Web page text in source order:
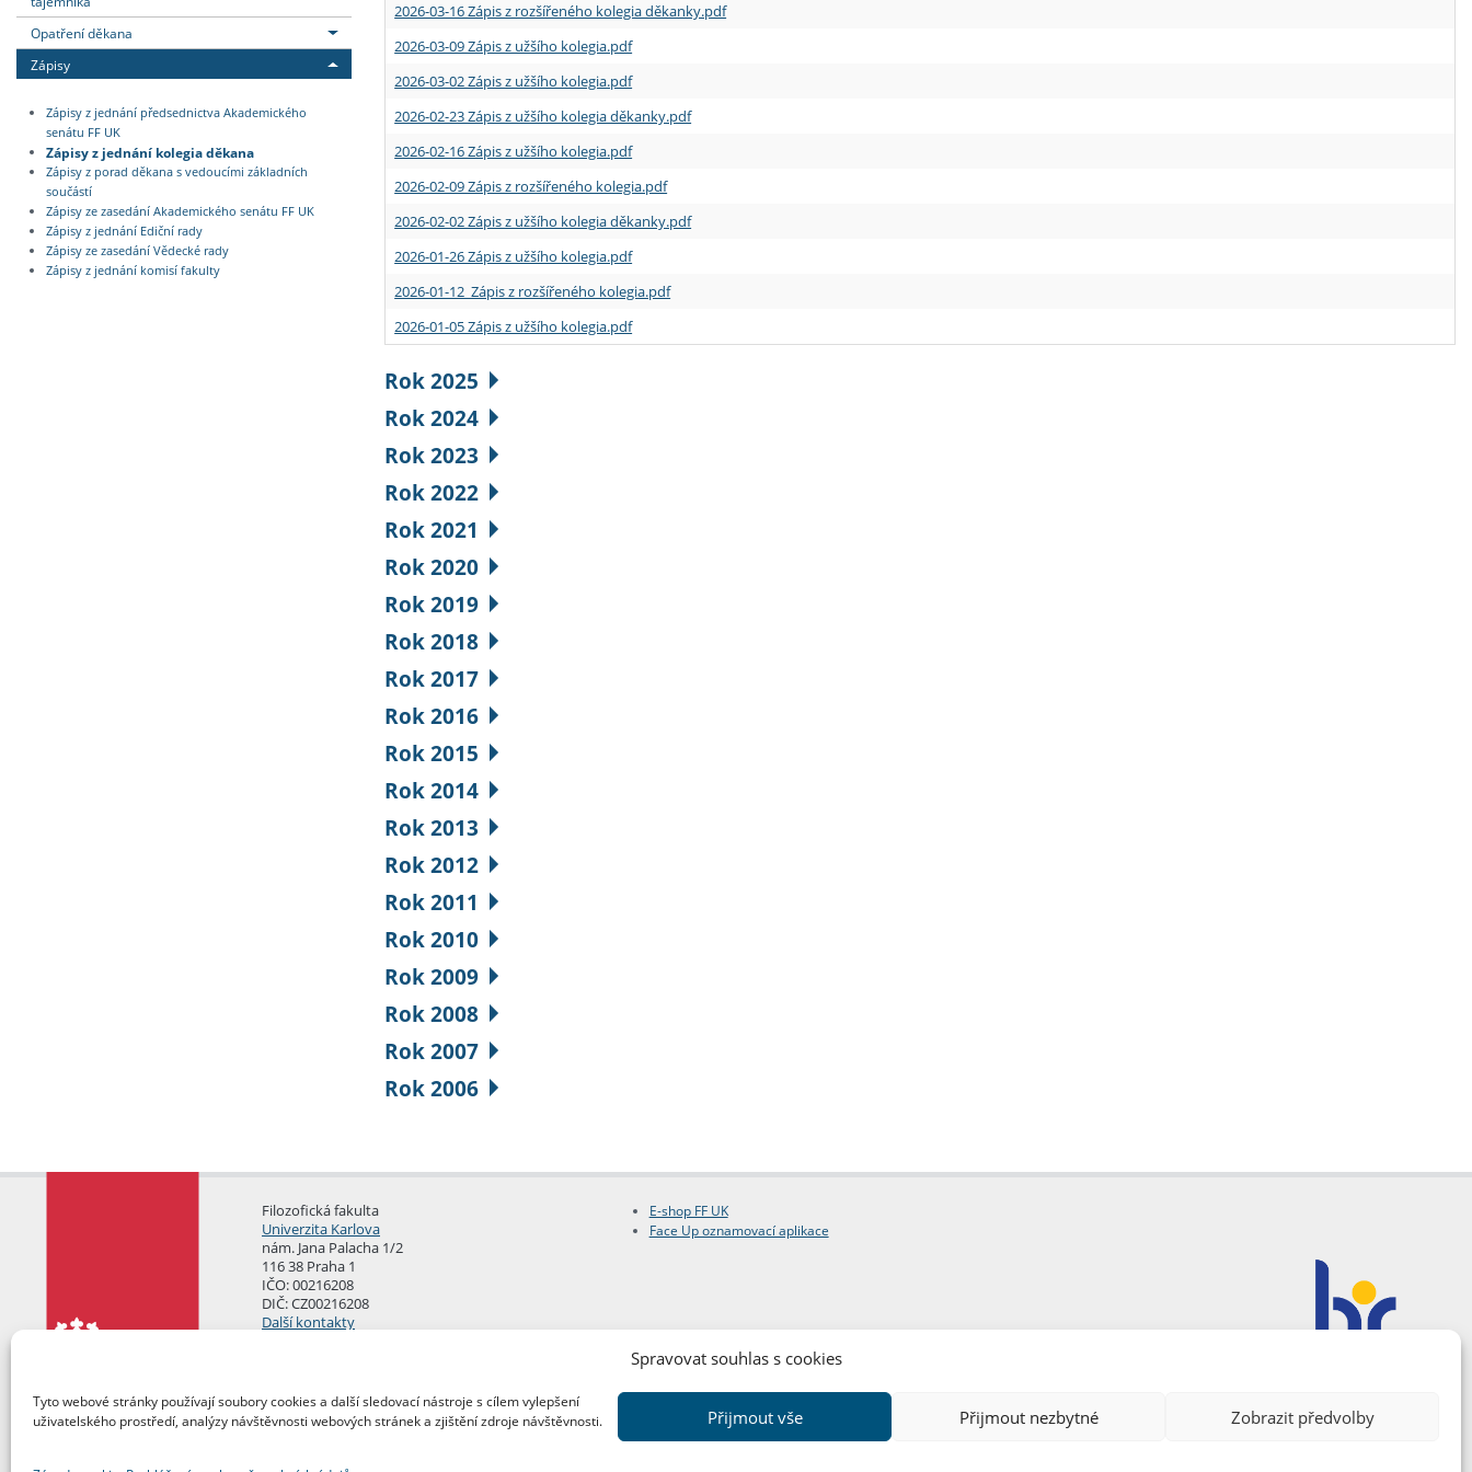
Spravovat souhlas s cookies
Tyto webové stránky používají soubory cookies a další sledovací nástroje s cílem vylepšení
uživatelského prostředí, analýzy návštěvnosti webových stránek a zjištění zdroje návštěvnosti.
Přijmout vše Přijmout nezbytné Zobrazit předvolby
Opatření děkana
Zápisy
Zápisy z jednání předsednictva Akademického
senátu FF UK
Zápisy z jednání kolegia děkana
Zápisy z porad děkana s vedoucími základních
součástí
Zápisy ze zasedání Akademického senátu FF UK
Zápisy z jednání Ediční rady
Zápisy ze zasedání Vědecké rady
Zápisy z jednání komisí fakulty
2026-03-16 Zápis z rozšířeného kolegia děkanky.pdf
2026-03-09 Zápis z užšího kolegia.pdf
2026-03-02 Zápis z užšího kolegia.pdf
2026-02-23 Zápis z užšího kolegia děkanky.pdf
2026-02-16 Zápis z užšího kolegia.pdf
2026-02-09 Zápis z rozšířeného kolegia.pdf
2026-02-02 Zápis z užšího kolegia děkanky.pdf
2026-01-26 Zápis z užšího kolegia.pdf
2026-01-12 Zápis z rozšířeného kolegia.pdf
2026-01-05 Zápis z užšího kolegia.pdf
Rok 2025
Rok 2024
Rok 2023
Rok 2022
Rok 2021
Rok 2020
Rok 2019
Rok 2018
Rok 2017
Rok 2016
Rok 2015
Rok 2014
Rok 2013
Rok 2012
Rok 2011
Rok 2010
Rok 2009
Rok 2008
Rok 2007
Rok 2006
Filozofická fakulta
Univerzita Karlova
nám. Jana Palacha 1/2
116 38 Praha 1
IČO: 00216208
DIČ: CZ00216208
Další kontakty
E-shop FF UK
Face Up oznamovací aplikace